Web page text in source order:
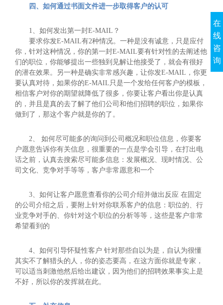
四、如何通过书面文件进一步取得客户的认可
1、如何发出第一封E-MAIL？
要求你发E-MAIL有2种情况。一种是没有诚意，只是应付
你，针对这种情况，你的第一封E-MAIL要有针对性的去阐述他
们的职位，你能够提出一些独到见解让他接受了，就会有很好
的潜在效果。另一种是确实非常感兴趣，让你发E-MAIL，你更
要认真对待，如果你的E-MAIL只是一个发给任何客户的模板，
相信客户对你的期望就降低了很多，你要让客户看出你是认真
的，并且是真的去了解了他们公司和他们招聘的职位，如果你
做到了，那这个客户就是你的了。
2、 如何尽可能多的询问到公司概况和职位信息，你要客
户愿意告诉你有关信息，很重要的一点是学会引导，在打出电
话之前，认真去搜索尽可能多信息：发展概况、现时情况、公
司文化、竞争对手等等，客户非常愿意和一个
3、如何让客户愿意查看你的公司介绍并做出反应 在固定
的公司介绍之后，要附上针对你联系客户的信息：职位的、行
业竞争对手的、你针对这个职位的分析等等，这些是客户非常
希望看到的
4、如何引导怀疑性客户 针对那些自以为是，自认为很懂
其实不了解猎头的人，你的姿态要高，在这方面你就是专家，
可以适当刺激他然后给出建议，因为他们的招聘效果事实上是
不好，所以你的发挥就在此。
在
线
咨
询